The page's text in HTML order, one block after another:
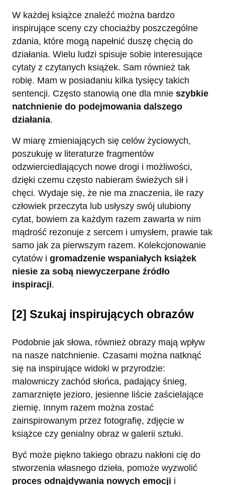
W każdej książce znaleźć można bardzo
inspirujące sceny czy chociażby poszczególne
zdania, które mogą napełnić duszę chęcią do
działania. Wielu ludzi spisuje sobie interesujące
cytaty z czytanych książek. Sam również tak
robię. Mam w posiadaniu kilka tysięcy takich
sentencji. Często stanowią one dla mnie szybkie
natchnienie do podejmowania dalszego
działania.
W miarę zmieniających się celów życiowych,
poszukuję w literaturze fragmentów
odzwierciedlających nowe drogi i możliwości,
dzięki czemu często nabieram świeżych sił i
chęci. Wydaje się, że nie ma znaczenia, ile razy
człowiek przeczyta lub usłyszy swój ulubiony
cytat, bowiem za każdym razem zawarta w nim
mądrość rezonuje z sercem i umysłem, prawie tak
samo jak za pierwszym razem. Kolekcjonowanie
cytatów i gromadzenie wspaniałych książek
niesie za sobą niewyczerpane źródło
inspiracji.
[2] Szukaj inspirujących obrazów
Podobnie jak słowa, również obrazy mają wpływ
na nasze natchnienie. Czasami można natknąć
się na inspirujące widoki w przyrodzie:
malowniczy zachód słońca, padający śnieg,
zamarznięte jezioro, jesienne liście zaścielające
ziemię. Innym razem można zostać
zainspirowanym przez fotografię, zdjęcie w
książce czy genialny obraz w galerii sztuki.
Być może piękno takiego obrazu nakłoni cię do
stworzenia własnego dzieła, pomoże wyzwolić
proces odnajdywania nowych emocji i